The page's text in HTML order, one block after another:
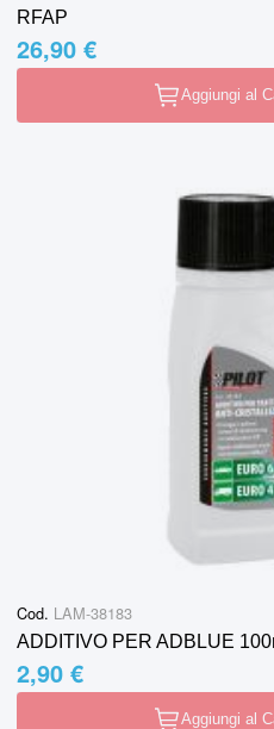
RFAP
26,90 €
Aggiungi al
Cod. LAM-38183
ADDITIVO PER ADBLUE
2,90 €
Aggiungi al